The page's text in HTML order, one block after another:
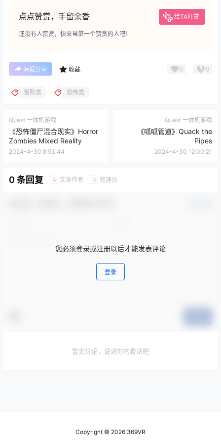
点点赞赏，手留余香 给TA打赏
还没有人赞赏，快来当第一个赞赏的人吧！
海报分享 收藏 0 0
冒险类 恐怖类
Quest 一体机游戏
《恐怖僵尸混合现实》Horror
Zombies Mixed Reality
2024-4-30 8:53:44
Quest 一体机游戏
《呱呱管道》Quack the
Pipes
2024-4-30 12:00:21
0 条回复 A 文章作者 M 管理员
您必须登录或注册以后才能发表评论
登录
暂无讨论，说说你的看法吧
Copyright © 2026 369VR